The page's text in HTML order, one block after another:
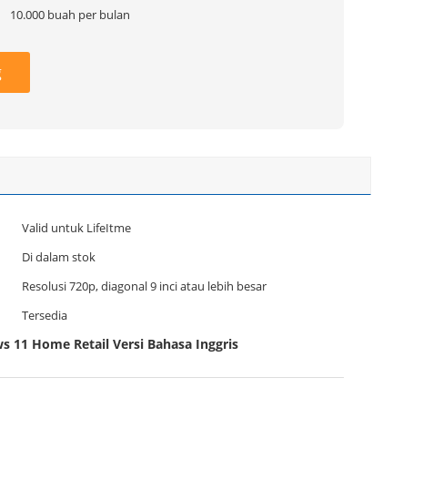
10.000 buah per bulan
Valid untuk LifeItme
Di dalam stok
Resolusi 720p, diagonal 9 inci atau lebih besar
Tersedia
11 Home Retail Versi Bahasa Inggris